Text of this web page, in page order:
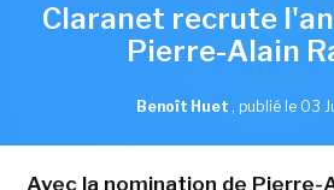
Claranet recrute
Pierre-Alain
Benoît Huet , publié le 03
Avec la nomination de Pierre-